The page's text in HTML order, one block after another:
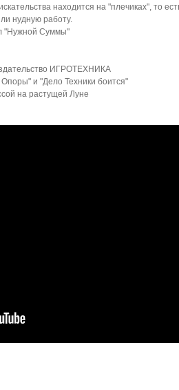
находится на "плечиках", то
нудную работу.
"Нужной Суммы"
ИГРОТЕХНИКА
и "Дело Техники боится"
на растущей Луне